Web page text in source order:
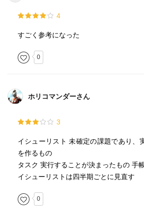
4
すごく参考になった
0
ホリコマンダーさん
3
イシューリスト 未確定の課題であり、
を作るもの
タスク 実行することが決まったもの 手
イシューリストは四半期ごとに見直す
0